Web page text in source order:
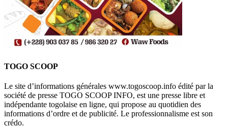
TOGO SCOOP
Le site d’informations générales www.togoscoop.info édité par la
société de presse TOGO SCOOP INFO, est une presse libre et
indépendante togolaise en ligne, qui propose au quotidien des
informations d’ordre et de publicité. Le professionnalisme est son
crédo.